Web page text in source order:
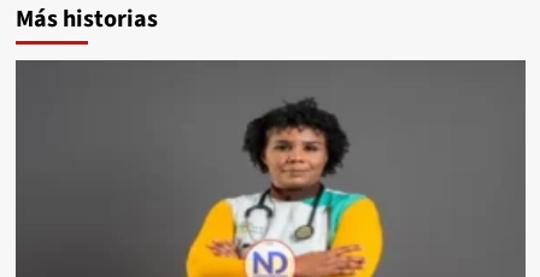
Más historias